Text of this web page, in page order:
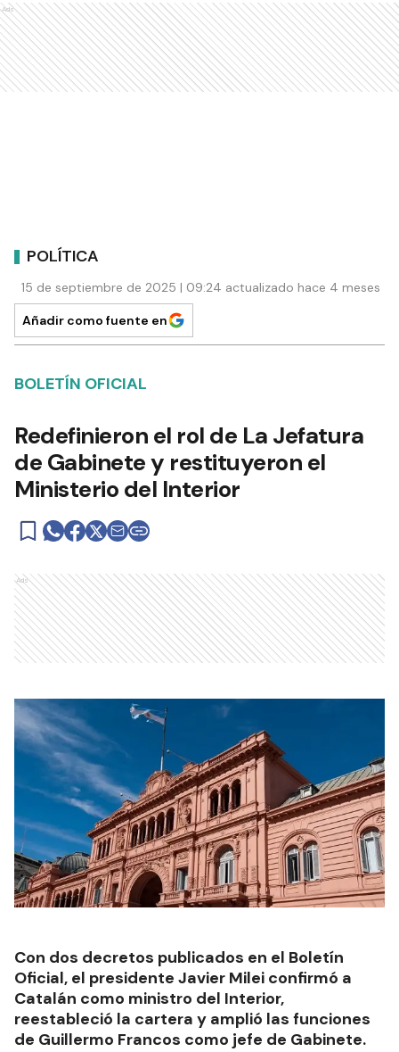
Ads
POLÍTICA
15 de septiembre de 2025 | 09:24 actualizado hace 4 meses
Añadir como fuente en
BOLETÍN OFICIAL
Redefinieron el rol de La Jefatura
de Gabinete y restituyeron el
Ministerio del Interior
Ads
Con dos decretos publicados en el Boletín
Oficial, el presidente Javier Milei confirmó a
Catalán como ministro del Interior,
reestableció la cartera y amplió las funciones
de Guillermo Francos como jefe de Gabinete.